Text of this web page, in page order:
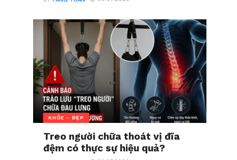
KHỎE - ĐẸP
Treo người chữa thoát vị đĩa
đệm có thực sự hiệu quả?